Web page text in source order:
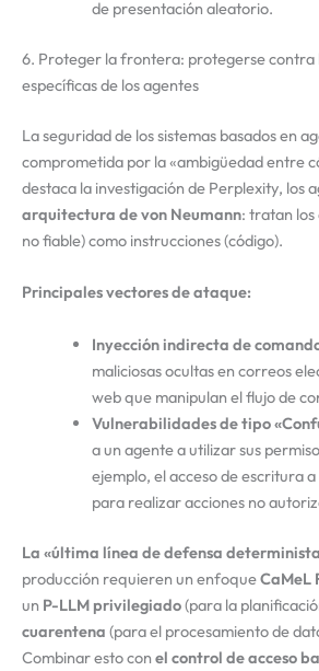
de presentación aleatorio.
6. Proteger la frontera: protegerse contra
específicas de los agentes
La seguridad de los sistemas basados en
comprometida por la «ambigüedad entre
destaca la investigación de Perplexity, los
arquitectura de von Neumann: tratan
no fiable) como instrucciones (código).
Principales vectores de ataque:
Inyección indirecta de
maliciosas ocultas en correos
web que manipulan el flujo de
Vulnerabilidades de tipo
a un agente a utilizar sus
ejemplo, el acceso de escritura
para realizar acciones no
La «última línea de defensa
producción requieren un enfoqueCaMeL
un P-LLM privilegiado(para la
cuarentena (para el procesamiento de
Combinar esto con el control de acceso